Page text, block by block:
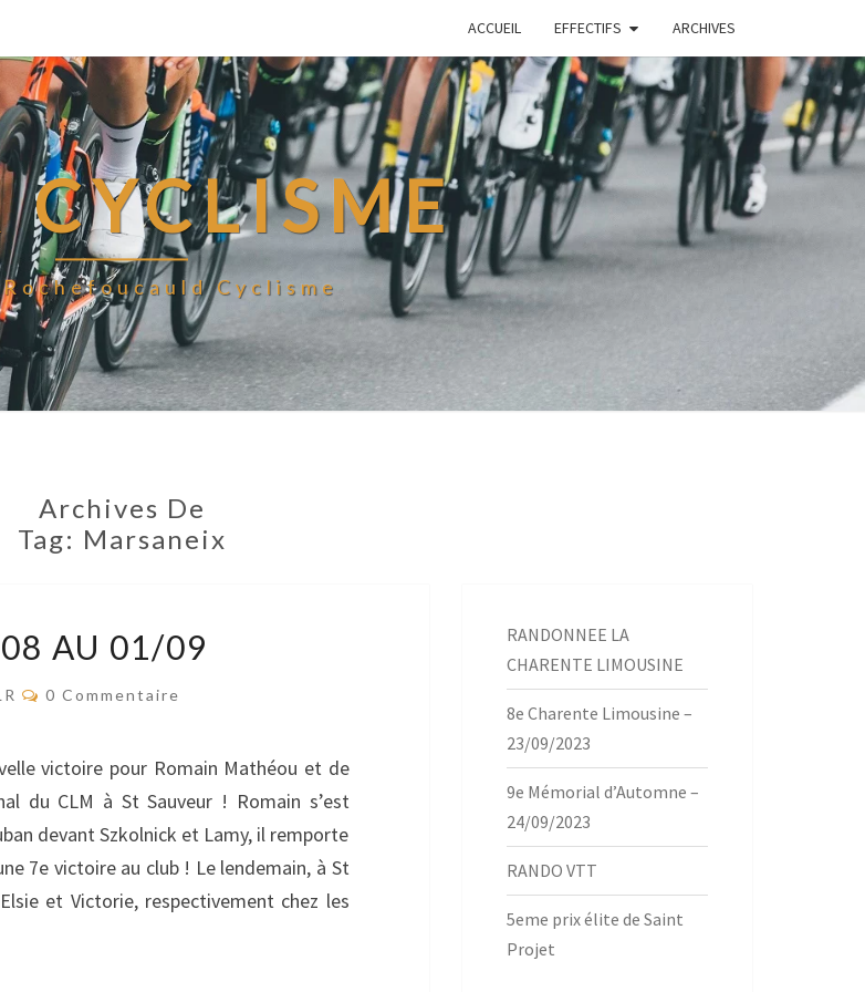
ACCUEIL EFFECTIFS ARCHIVES
CYCLISME
Cyclisme
Archives De
Tag: Marsaneix
AU 01/09
Commentaires
0 Commentaire
victoire pour Romain Mathéou et de
du CLM à St Sauveur ! Romain s’est
devant Szkolnick et Lamy, il remporte
7e victoire au club ! Le lendemain, à St
et Victorie, respectivement chez les
RANDONNEE LA
CHARENTE LIMOUSINE
8e Charente Limousine –
23/09/2023
9e Mémorial d’Automne –
24/09/2023
RANDO VTT
5eme prix élite de Saint
Projet